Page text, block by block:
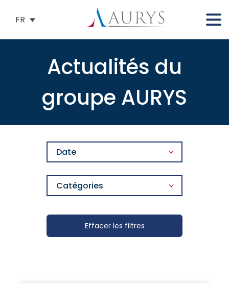
FR
Actualités du
groupe AURYS
Date
Catégories
Effacer les filtres